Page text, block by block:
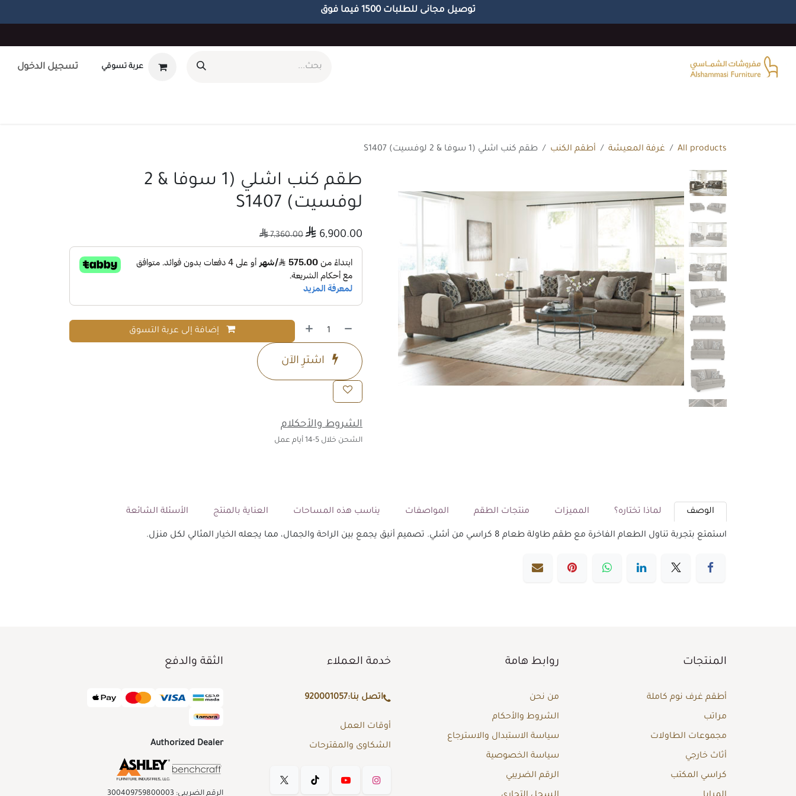
توصيل مجانى للطلبات 1500 فيما فوق
عربة تسوقي تسجيل الدخول
All products غرفة المعيشة أطقم الكنب طقم كنب اشلي (1 سوفا & 2 لوفسيت) S1407
طقم كنب اشلي (1 سوفا & 2
لوفسيت) S1407
6,900.00
7,360.00

إضافة إلى عربة التسوق
اشترِ الآن
الشروط والأحكلام
الشحن خلال 5-14 أيام عمل
الوصف لماذا تختاره؟ المميزات منتجات الطقم المواصفات يناسب هذه المساحات العناية بالمنتج الأسئلة الشائعة
استمتع بتجربة تناول الطعام الفاخرة مع طقم طاولة طعام 8 كراسي من أشلي. تصميم أنيق يجمع بين الراحة والجمال، مما يجعله الخيار المثالي لكل منزل.
المنتجات
أطقم غرف نوم كاملة
مراتب
مجموعات الطاولات
أثاث خارجي
كراسي المكتب
روابط هامة
من نحن
الشروط والأحكام
سياسة الاستبدال والاسترجاع
سياسة الخصوصية
الرقم الضريبي
خدمة العملاء
اتصل بنا:920001057
أوقات العمل
الشكاوى والمقترحات
الثقة والدفع
Authorized Dealer
الرقم الضريبي: 300409759800003